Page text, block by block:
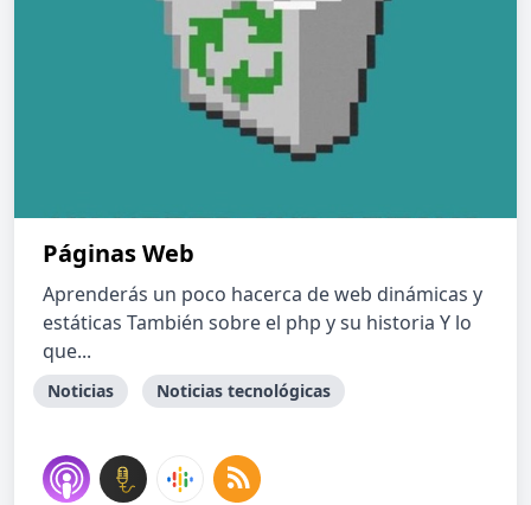
Páginas Web
Aprenderás un poco hacerca de web dinámicas y
estáticas También sobre el php y su historia Y lo
que...
Noticias Noticias tecnológicas